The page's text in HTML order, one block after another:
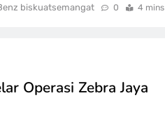
biskuatsemangat 0 4 mins
Operasi Zebra Jaya